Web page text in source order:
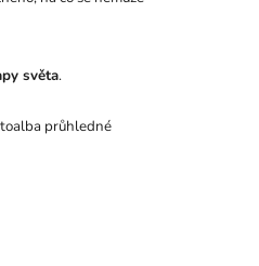
světa.
průhledné